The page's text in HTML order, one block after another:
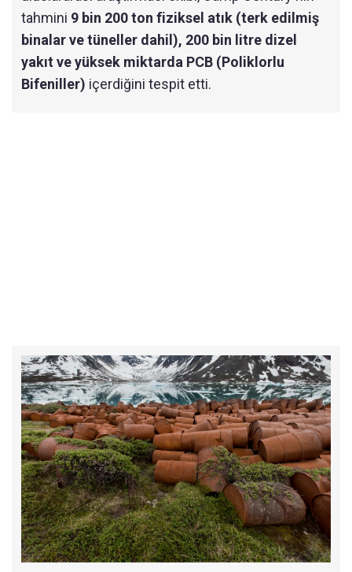
tahmini 9 bin 200 ton fiziksel atık (terk edilmiş
binalar ve tüneller dahil), 200 bin litre dizel
yakıt ve yüksek miktarda PCB (Poliklorlu
Bifeniller) içerdiğini tespit etti.